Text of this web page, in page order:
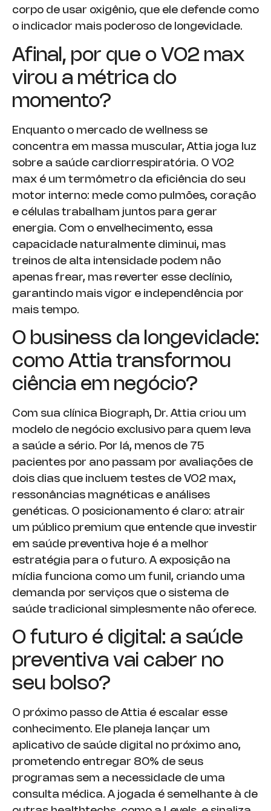
corpo de usar oxigênio, que ele defende como
o indicador mais poderoso de longevidade.
Afinal, por que o VO2 max
virou a métrica do
momento?
Enquanto o mercado de wellness se
concentra em massa muscular, Attia joga luz
sobre a saúde cardiorrespiratória. O VO2
max é um termômetro da eficiência do seu
motor interno: mede como pulmões, coração
e células trabalham juntos para gerar
energia. Com o envelhecimento, essa
capacidade naturalmente diminui, mas
treinos de alta intensidade podem não
apenas frear, mas reverter esse declínio,
garantindo mais vigor e independência por
mais tempo.
O business da longevidade:
como Attia transformou
ciência em negócio?
Com sua clínica Biograph, Dr. Attia criou um
modelo de negócio exclusivo para quem leva
a saúde a sério. Por lá, menos de 75
pacientes por ano passam por avaliações de
dois dias que incluem testes de VO2 max,
ressonâncias magnéticas e análises
genéticas. O posicionamento é claro: atrair
um público premium que entende que investir
em saúde preventiva hoje é a melhor
estratégia para o futuro. A exposição na
mídia funciona como um funil, criando uma
demanda por serviços que o sistema de
saúde tradicional simplesmente não oferece.
O futuro é digital: a saúde
preventiva vai caber no
seu bolso?
O próximo passo de Attia é escalar esse
conhecimento. Ele planeja lançar um
aplicativo de saúde digital no próximo ano,
prometendo entregar 80% de seus
programas sem a necessidade de uma
consulta médica. A jogada é semelhante à de